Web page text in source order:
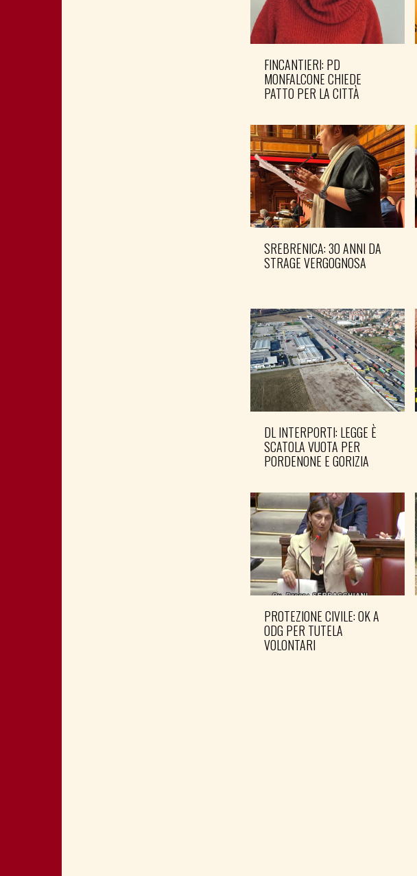
FINCANTIERI: PD
MONFALCONE CHIEDE
PATTO PER LA CITTÀ
SREBRENICA: 30 ANNI DA
STRAGE VERGOGNOSA
DL INTERPORTI: LEGGE È
SCATOLA VUOTA PER
PORDENONE E GORIZIA
PROTEZIONE CIVILE: OK A
ODG PER TUTELA
VOLONTARI